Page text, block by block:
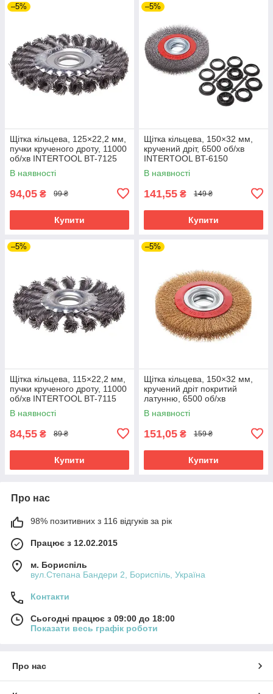
–5%
Щітка кільцева, 125×22,2 мм,
пучки крученого дроту, 11000
об/хв INTERTOOL BT-7125
В наявності
94,05 ₴ 99 ₴
Купити
–5%
Щітка кільцева, 150×32 мм,
кручений дріт, 6500 об/хв
INTERTOOL BT-6150
В наявності
141,55 ₴ 149 ₴
Купити
–5%
Щітка кільцева, 115×22,2 мм,
пучки крученого дроту, 11000
об/хв INTERTOOL BT-7115
В наявності
84,55 ₴ 89 ₴
Купити
–5%
Щітка кільцева, 150×32 мм,
кручений дріт покритий
латунню, 6500 об/хв
INTERTOOL BT-6151
В наявності
151,05 ₴ 159 ₴
Купити
Про нас
98% позитивних з 116 відгуків за рік
Працює з 12.02.2015
м. Бориспіль
вул.Степана Бандери 2, Бориспіль, Україна
Контакти
Сьогодні працює з 09:00 до 18:00
Показати весь графік роботи
Про нас